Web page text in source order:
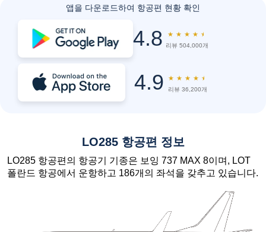
앱을 다운로드하여 항공편 현황 확인
4.8 ★ ★ ★ ★ ★
리뷰 504,000개
4.9 ★ ★ ★ ★ ★
리뷰 36,200개
LO285 항공편 정보
LO285 항공편의 항공기 기종은 보잉 737 MAX 8이며, LOT
폴란드 항공에서 운항하고 186개의 좌석을 갖추고 있습니다.